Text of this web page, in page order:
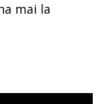
mai la